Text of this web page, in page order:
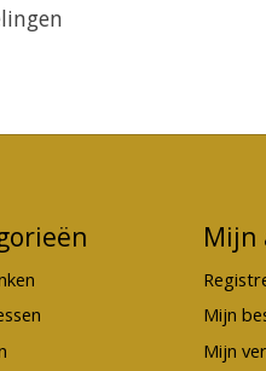
Mijn
Mijn
Mijn